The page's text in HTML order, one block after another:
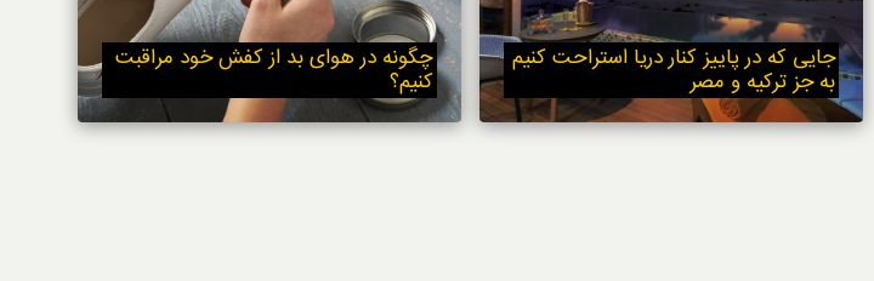
خوردنی‌ها
استایل
جایی که در پاییز کنار دریا استراحت کنیم
به جز ترکیه و مصر
چگونه در هوای بد از کفش خود مراقبت
کنیم؟